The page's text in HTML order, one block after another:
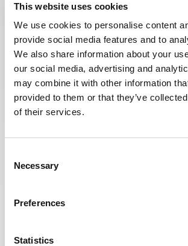
This website uses cookies
We use cookies to personalise content
provide social media features and to
We also share information about your
our social media, advertising and
may combine it with other information
provided to them or that they’ve
of their services.
Selection
Necessary
Preferences
Statistics
afin que nos
dédier plus de temps
échanges qualitatifs
candidats
avons également
page Offres de
web pour faciliter la
missions et les
cœur d’offrir la